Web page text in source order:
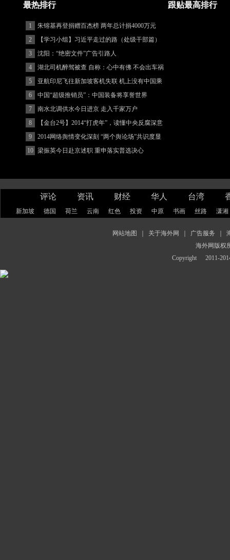
最热排行 跟贴最高排行
1
朱镕基再登捐赠百杰榜 两年总计捐4000万元
2
【学习小组】习近平走过的路（处级干部篇）
3
沈阳：“绝密文件”广告引路人
4
湖北司机醉驾被查 自称：心中有佛 不会出车祸
(图)
5
亚航印尼飞往新加坡客机失联 机上没有中国乘
客
6
中国“超级推销员”：中国装备将享誉世界
7
南水北调供水今日进京 走入千家万户
8
【金台2号】2014“打虎年”，读懂中央反腐深意
9
2014网络舆情变化深刻 “两个舆论场”共识度显
著增强
10 梁振英今日赴京述职 重申落实普选决心
评论 资讯 财经 华人 台湾
新加坡 德国 荷兰 云南 红色 投资 中原 书画 丝路 潇湘
网站地图 关于海外网 广告服务
海外网版权
Copyright
2011-